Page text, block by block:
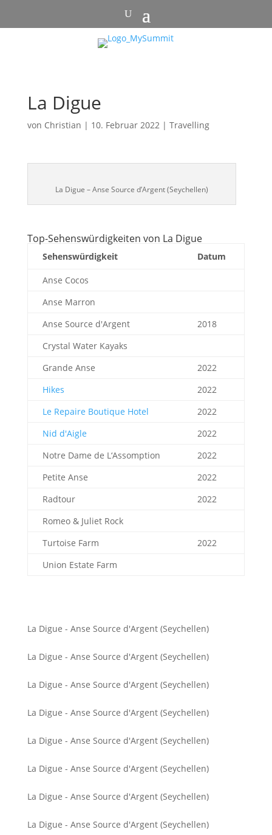
La Digue
von Christian | 10. Februar 2022| Travelling
La Digue – Anse Source d’Argent (Seychellen)
Top-Sehenswürdigkeiten von La Digue
Sehenswürdigkeit Datum
Anse Cocos
Anse Marron
Anse Source d'Argent
2018
Crystal Water Kayaks
Grande Anse
2022
Hikes
2022
Le Repaire Boutique Hotel
2022
Nid d'Aigle
2022
Notre Dame de L‘Assomption
2022
Petite Anse
2022
Radtour
2022
Romeo & Juliet Rock
Turtoise Farm
2022
Union Estate Farm
La Digue - Anse Source d'Argent (Seychellen)
La Digue - Anse Source d'Argent (Seychellen)
La Digue - Anse Source d'Argent (Seychellen)
La Digue - Anse Source d'Argent (Seychellen)
La Digue - Anse Source d'Argent (Seychellen)
La Digue - Anse Source d'Argent (Seychellen)
La Digue - Anse Source d'Argent (Seychellen)
La Digue - Anse Source d'Argent (Seychellen)